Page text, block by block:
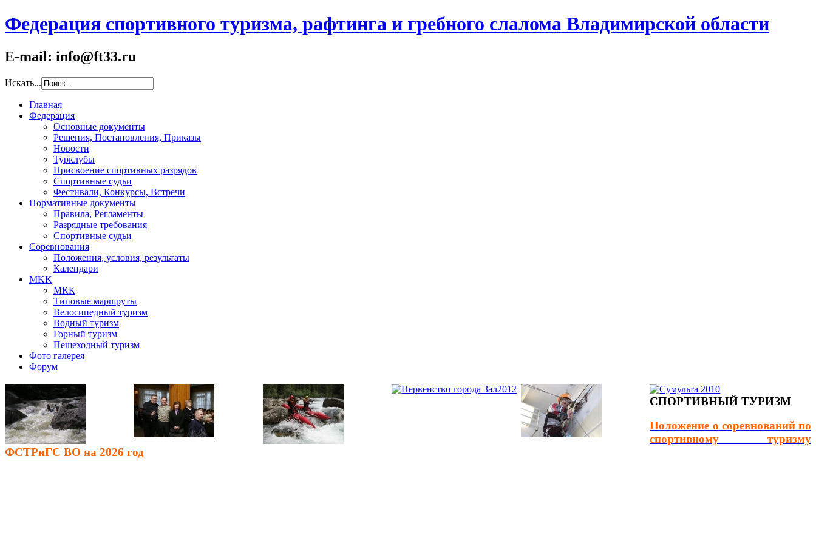
Федерация спортивного туризма, рафтинга и гребного слалома Владимирской области
E-mail: info@ft33.ru
Искать...
Главная
Федерация
Основные документы
Решения, Постановления, Приказы
Новости
Турклубы
Присвоение спортивных разрядов
Спортивные судьи
Фестивали, Конкурсы, Встречи
Нормативные документы
Правила, Регламенты
Разрядные требования
Спортивные судьи
Соревнования
Положения, условия, результаты
Календари
MKK
МКК
Типовые маршруты
Велосипедный туризм
Водный туризм
Горный туризм
Пешеходный туризм
Фото галерея
Форум
СПОРТИВНЫЙ ТУРИЗМ
Положение о соревнований по
спортивному туризму
ФСТРиГС ВО на 2026 год